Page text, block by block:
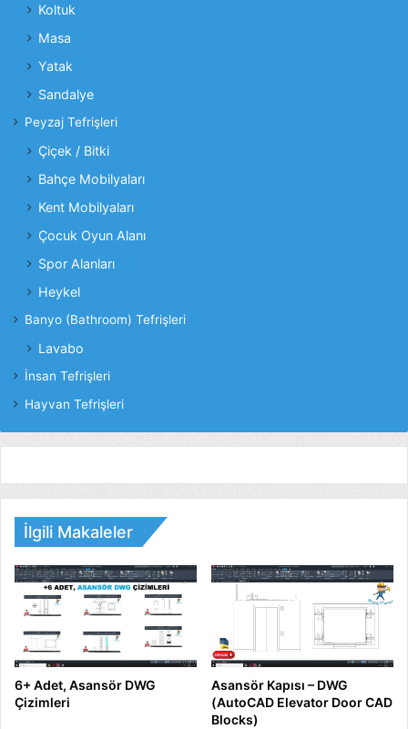
Koltuk
Masa
Yatak
Sandalye
Peyzaj Tefrişleri
Çiçek / Bitki
Bahçe Mobilyaları
Kent Mobilyaları
Çocuk Oyun Alanı
Spor Alanları
Heykel
Banyo (Bathroom) Tefrişleri
Lavabo
İnsan Tefrişleri
Hayvan Tefrişleri
İlgili Makaleler
6+ Adet, Asansör DWG
Çizimleri
Asansör Kapısı – DWG
(AutoCAD Elevator Door CAD
Blocks)